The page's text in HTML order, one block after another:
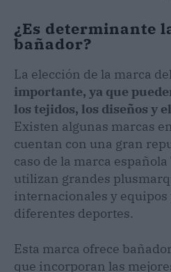
¿Es determinante
bañador?
La elección de la marca
importante, ya que
los tejidos, los diseños y
Existen algunas marcas
cuentan con una gran
caso de la marca española
utilizan grandes
internacionales y equipos
diferentes deportes.
Esta marca ofrece
que incorporan las